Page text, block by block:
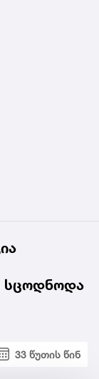
სცოდნოდა
33 წუთის წინ